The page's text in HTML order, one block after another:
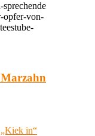
opfer-von-
in“